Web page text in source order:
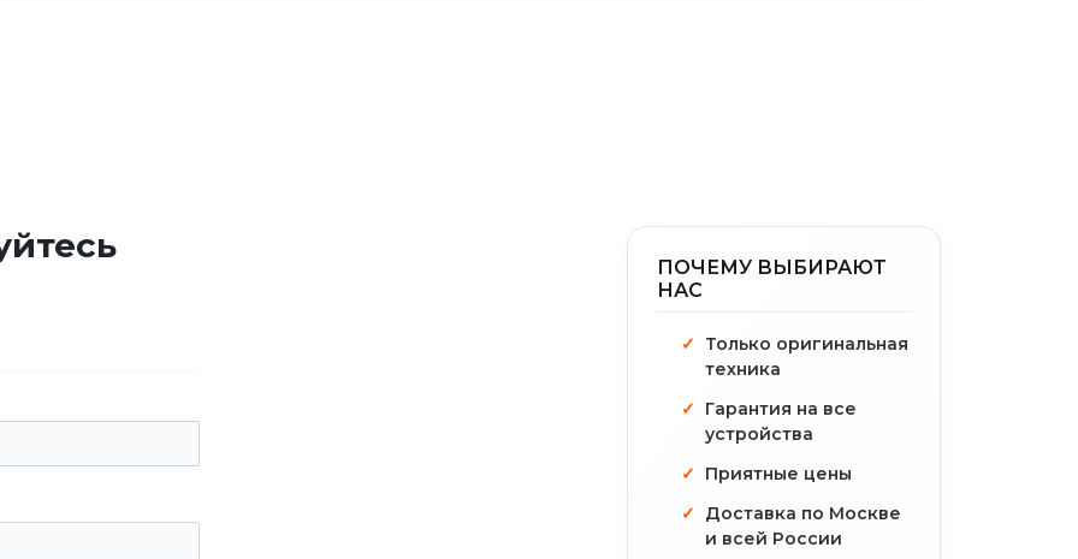
ПОЧЕМУ ВЫБИРАЮТ
НАС
Только оригинальная
техника
Гарантия на все
устройства
Приятные цены
Доставка по Москве
и всей России